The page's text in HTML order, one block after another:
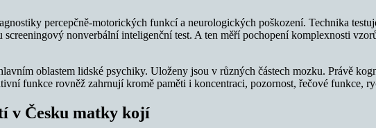
percepčně-motorických funkcí a neurologických poškození. Technika
nonverbální inteligenční test. A ten měří pochopení komplexnosti
oblastem lidské psychiky. Uloženy jsou v různých částech mozku. Právě
funkce rovněž zahrnují kromě paměti i koncentraci, pozornost, řečové funkce,
v Česku matky kojí